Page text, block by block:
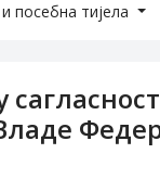
посебна тијела